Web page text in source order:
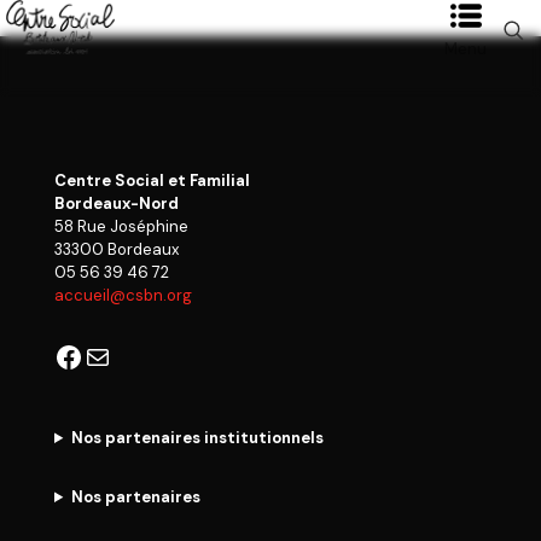
Menu
Centre Social et Familial
Bordeaux-Nord
58 Rue Joséphine
33300 Bordeaux
05 56 39 46 72
accueil@csbn.org
Facebook
E-mail
Nos partenaires institutionnels
Nos partenaires